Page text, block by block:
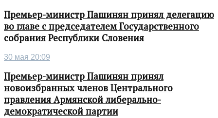
Премьер-министр Пашинян принял делегацию
во главе с председателем Государственного
собрания Республики Словения
30 мая 20:09
Премьер-министр Пашинян принял
новоизбранных членов Центрального
правления Армянской либерально-
демократической партии